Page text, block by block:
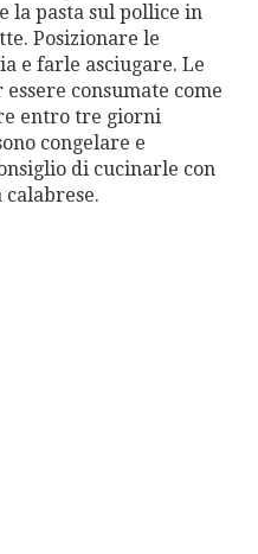
la pasta sul pollice in
Posizionare le
e farle asciugare. Le
consumate come
entro tre giorni
congelare e
di cucinarle con
calabrese.